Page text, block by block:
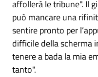
affollerà le tribune". Il
può mancare una
sentire pronto per
difficile della scherma
tenere a bada la mia
tanto".